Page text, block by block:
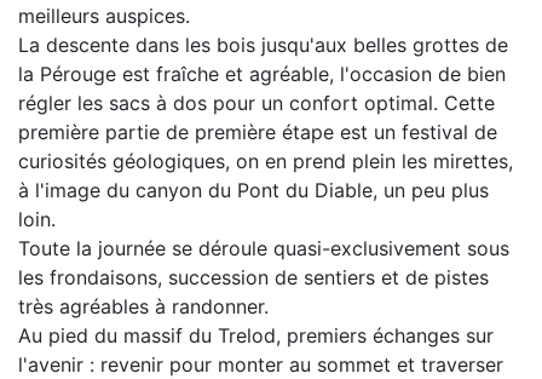
meilleurs auspices.
La descente dans les bois jusqu'aux belles grottes de
la Pérouge est fraîche et agréable, l'occasion de bien
régler les sacs à dos pour un confort optimal. Cette
première partie de première étape est un festival de
curiosités géologiques, on en prend plein les mirettes,
à l'image du canyon du Pont du Diable, un peu plus
loin.
Toute la journée se déroule quasi-exclusivement sous
les frondaisons, succession de sentiers et de pistes
très agréables à randonner.
Au pied du massif du Trelod, premiers échanges sur
l'avenir : revenir pour monter au sommet et traverser